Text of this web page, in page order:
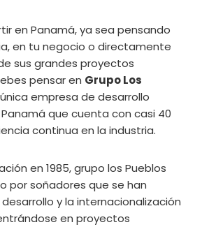
en Panamá, ya sea pensando
en tu negocio o directamente
sus grandes proyectos
pensar en Grupo Los
única empresa de desarrollo
que cuenta con casi 40
continua en la industria.
en 1985, grupo los Pueblos
por soñadores que se han
y la internacionalización
en proyectos